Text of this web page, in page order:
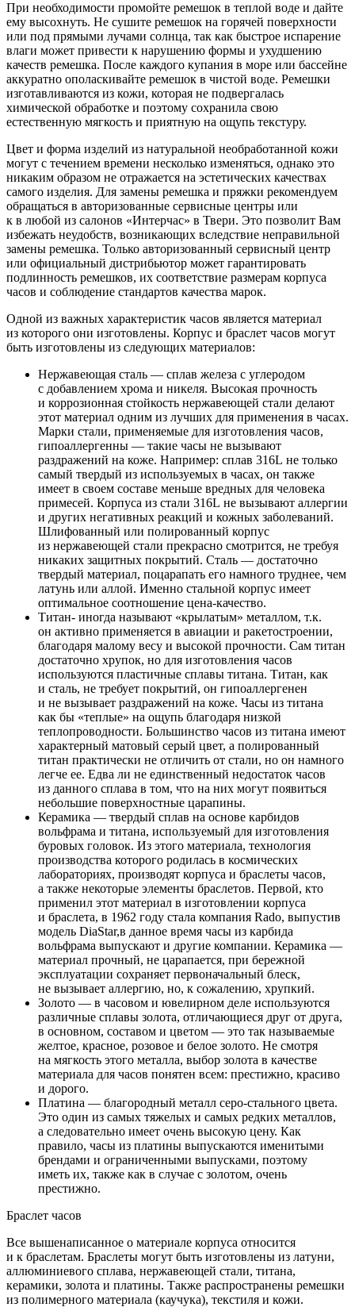
При необходимости промойте ремешок в теплой воде и дайте
ему высохнуть. Не сушите ремешок на горячей поверхности
или под прямыми лучами солнца, так как быстрое испарение
влаги может привести к нарушению формы и ухудшению
качеств ремешка. После каждого купания в море или бассейне
аккуратно ополаскивайте ремешок в чистой воде. Ремешки
изготавливаются из кожи, которая не подвергалась
химической обработке и поэтому сохранила свою
естественную мягкость и приятную на ощупь текстуру.
Цвет и форма изделий из натуральной необработанной кожи
могут с течением времени несколько изменяться, однако это
никаким образом не отражается на эстетических качествах
самого изделия. Для замены ремешка и пряжки рекомендуем
обращаться в авторизованные сервисные центры или
к в любой из салонов «Интерчас» в Твери. Это позволит Вам
избежать неудобств, возникающих вследствие неправильной
замены ремешка. Только авторизованный сервисный центр
или официальный дистрибьютор может гарантировать
подлинность ремешков, их соответствие размерам корпуса
часов и соблюдение стандартов качества марок.
Одной из важных характеристик часов является материал
из которого они изготовлены. Корпус и браслет часов могут
быть изготовлены из следующих материалов:
Нержавеющая сталь — сплав железа с углеродом
с добавлением хрома и никеля. Высокая прочность
и коррозионная стойкость нержавеющей стали делают
этот материал одним из лучших для применения в часах.
Марки стали, применяемые для изготовления часов,
гипоаллергенны — такие часы не вызывают
раздражений на коже. Например: сплав 316L не только
самый твердый из используемых в часах, он также
имеет в своем составе меньше вредных для человека
примесей. Корпуса из стали 316L не вызывают аллергии
и других негативных реакций и кожных заболеваний.
Шлифованный или полированный корпус
из нержавеющей стали прекрасно смотрится, не требуя
никаких защитных покрытий. Сталь — достаточно
твердый материал, поцарапать его намного труднее, чем
латунь или аллой. Именно стальной корпус имеет
оптимальное соотношение цена-качество.
Титан- иногда называют «крылатым» металлом, т.к.
он активно применяется в авиации и ракетостроении,
благодаря малому весу и высокой прочности. Сам титан
достаточно хрупок, но для изготовления часов
используются пластичные сплавы титана. Титан, как
и сталь, не требует покрытий, он гипоаллергенен
и не вызывает раздражений на коже. Часы из титана
как бы «теплые» на ощупь благодаря низкой
теплопроводности. Большинство часов из титана имеют
характерный матовый серый цвет, а полированный
титан практически не отличить от стали, но он намного
легче ее. Едва ли не единственный недостаток часов
из данного сплава в том, что на них могут появиться
небольшие поверхностные царапины.
Керамика — твердый сплав на основе карбидов
вольфрама и титана, используемый для изготовления
буровых головок. Из этого материала, технология
производства которого родилась в космических
лабораториях, производят корпуса и браслеты часов,
а также некоторые элементы браслетов. Первой, кто
применил этот материал в изготовлении корпуса
и браслета, в 1962 году стала компания Rado, выпустив
модель DiaStar,в данное время часы из карбида
вольфрама выпускают и другие компании. Керамика —
материал прочный, не царапается, при бережной
эксплуатации сохраняет первоначальный блеск,
не вызывает аллергию, но, к сожалению, хрупкий.
Золото — в часовом и ювелирном деле используются
различные сплавы золота, отличающиеся друг от друга,
в основном, составом и цветом — это так называемые
желтое, красное, розовое и белое золото. Не смотря
на мягкость этого металла, выбор золота в качестве
материала для часов понятен всем: престижно, красиво
и дорого.
Платина — благородный металл серо-стального цвета.
Это один из самых тяжелых и самых редких металлов,
а следовательно имеет очень высокую цену. Как
правило, часы из платины выпускаются именитыми
брендами и ограниченными выпусками, поэтому
иметь их, также как в случае с золотом, очень
престижно.
Браслет часов
Все вышенаписанное о материале корпуса относится
и к браслетам. Браслеты могут быть изготовлены из латуни,
аллюминиевого сплава, нержавеющей стали, титана,
керамики, золота и платины. Также распространены ремешки
из полимерного материала (каучука), текстиля и кожи.